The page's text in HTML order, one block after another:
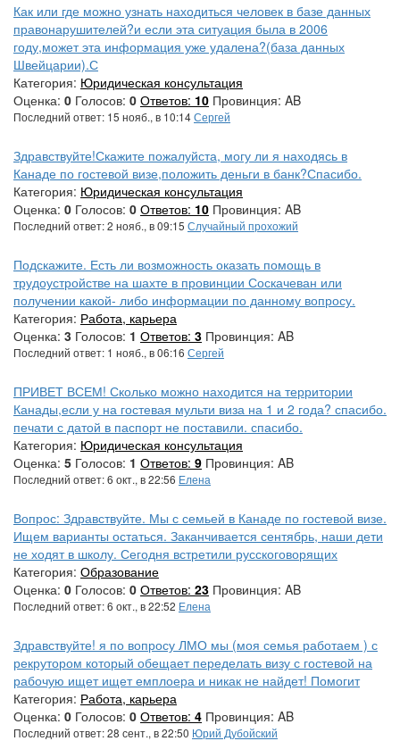
Как или где можно узнать находиться человек в базе данных
правонарушителей?и если эта ситуация была в 2006
году,может эта информация уже удалена?(база данных
Швейцарии).С
Категория: Юридическая консультация
Оценка: 0 Голосов: 0 Ответов: 10 Провинция: AB
Последний ответ: 15 нояб., в 10:14Сергей
Здравствуйте!Скажите пожалуйста, могу ли я находясь в
Канаде по гостевой визе,положить деньги в банк?Спасибо.
Категория: Юридическая консультация
Оценка: 0 Голосов: 0 Ответов: 10 Провинция: AB
Последний ответ: 2 нояб., в 09:15 Случайный прохожий
Подскажите. Есть ли возможность оказать помощь в
трудоустройстве на шахте в провинции Соскачеван или
получении какой- либо информации по данному вопросу.
Категория: Работа, карьера
Оценка: 3 Голосов: 1 Ответов: 3 Провинция: AB
Последний ответ: 1 нояб., в 06:16 Сергей
ПРИВЕТ ВСЕМ! Сколько можно находится на территории
Канады,если у на гостевая мульти виза на 1 и 2 года? спасибо.
печати с датой в паспорт не поставили. спасибо.
Категория: Юридическая консультация
Оценка: 5 Голосов: 1 Ответов: 9 Провинция: AB
Последний ответ: 6 окт., в 22:56 Елена
Вопрос: Здравствуйте. Мы с семьей в Канаде по гостевой визе.
Ищем варианты остаться. Заканчивается сентябрь, наши дети
не ходят в школу. Сегодня встретили русскоговорящих
Категория: Образование
Оценка: 0 Голосов: 0 Ответов: 23 Провинция: AB
Последний ответ: 6 окт., в 22:52 Елена
Здравствуйте! я по вопросу ЛМО мы (моя семья работаем ) с
рекрутором который обещает переделать визу с гостевой на
рабочую ищет ищет емплоера и никак не найдет! Помогит
Категория: Работа, карьера
Оценка: 0 Голосов: 0 Ответов: 4 Провинция: AB
Последний ответ: 28 сент., в 22:50 Юрий Дубойский